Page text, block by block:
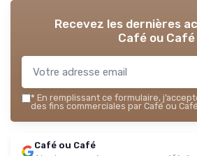
Recevez les dernières
Café ou Café
* En remplissant ce formulaire,
des fins commerciales par Café ou
Café ou Café